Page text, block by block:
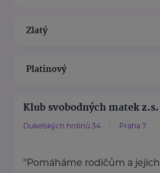
Zlatý
Platinový
Klub svobodných matek z.s.
Dukelských hrdinů 34 Praha 7
"Pomáháme rodičům a jejich